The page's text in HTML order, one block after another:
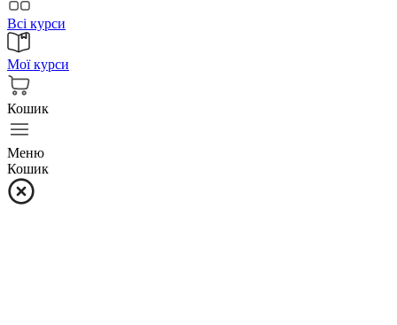
Всі курси
Мої курси
Кошик
Меню
Кошик